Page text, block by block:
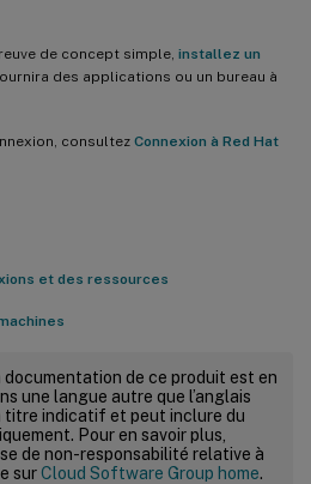
de concept simple, installez un
des applications ou un bureau à
consultez Connexion à Red Hat
et des ressources
de ce produit est en
une langue autre que l’anglais
titre indicatif et peut inclure du
Pour en savoir plus,
de non-responsabilité relative à
surCloud Software Group home.